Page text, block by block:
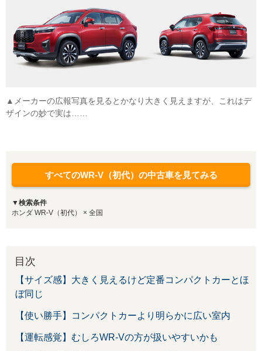
▲メーカーの広報写真を見るとかなり大きく見えますが、これはデ
ザインの妙で実は……
すべてのWR-V（初代）の中古車を見てみる
▼検索条件
ホンダ WR-V（初代） × 全国
目次
【サイズ感】大きく見えるけど定番コンパクトカーとほ
ぼ同じ
【使い勝手】コンパクトカーより明らかに広い室内
【運転感覚】むしろWR-Vの方が扱いやすいかも